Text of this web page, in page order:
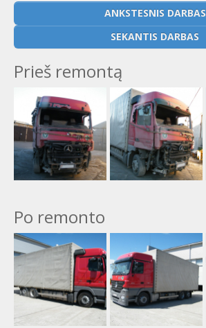
ANKSTESNIS DARBAS
SEKANTIS DARBAS
Prieš remontą
Po remonto